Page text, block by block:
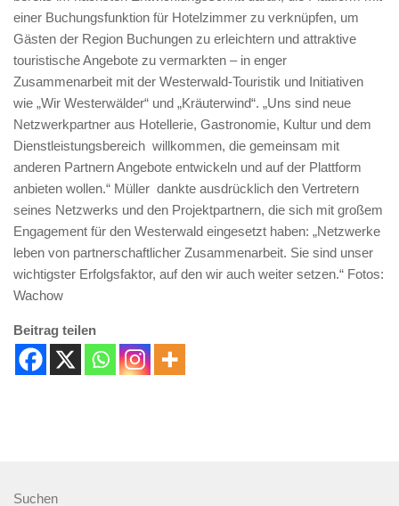
einer Buchungsfunktion für Hotelzimmer zu verknüpfen, um
Gästen der Region Buchungen zu erleichtern und attraktive
touristische Angebote zu vermarkten – in enger
Zusammenarbeit mit der Westerwald-Touristik und Initiativen
wie „Wir Westerwälder“ und „Kräuterwind“. „Uns sind neue
Netzwerkpartner aus Hotellerie, Gastronomie, Kultur und dem
Dienstleistungsbereich willkommen, die gemeinsam mit
anderen Partnern Angebote entwickeln und auf der Plattform
anbieten wollen.“ Müller dankte ausdrücklich den Vertretern
seines Netzwerks und den Projektpartnern, die sich mit großem
Engagement für den Westerwald eingesetzt haben: „Netzwerke
leben von partnerschaftlicher Zusammenarbeit. Sie sind unser
wichtigster Erfolgsfaktor, auf den wir auch weiter setzen.“ Fotos:
Wachow
Beitrag teilen
Suchen